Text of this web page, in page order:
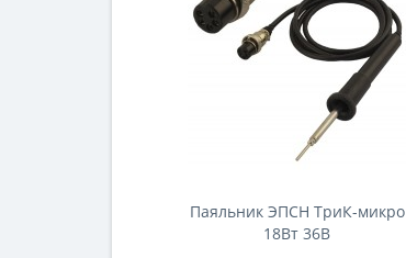
Паяльник ЭПСН ТриК-микро
18Вт 36В